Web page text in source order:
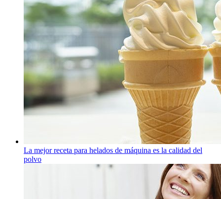
La mejor receta para helados de máquina es la calidad del
polvo